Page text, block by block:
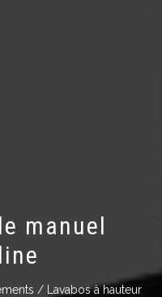
manuel
/
Lavabos à hauteur